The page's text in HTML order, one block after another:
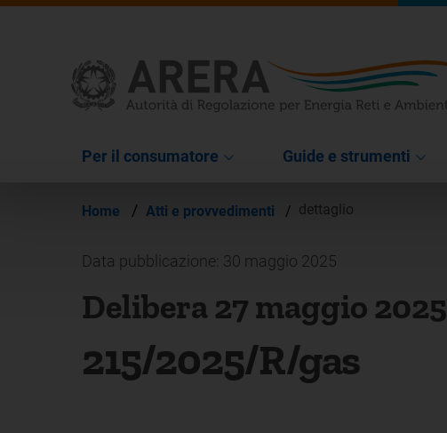
Per il consumatore Guide e strumenti
Home / Atti e provvedimenti / dettaglio
Data pubblicazione: 30 maggio 2025
Delibera 27 maggio 2025
215/2025/R/gas